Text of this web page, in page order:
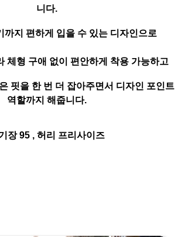
니다.
까지 편하게 입을 수 있는 디자인으로
체형 구애 없이 편안하게 착용 가능하고
핏을 한 번 더 잡아주면서 디자인 포인트
역할까지 해줍니다.
장 95 , 허리 프리사이즈